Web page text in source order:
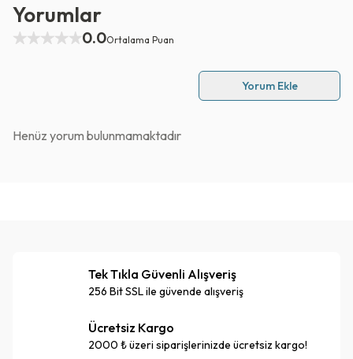
Yorumlar
0.0Ortalama Puan
Yorum Ekle
Henüz yorum bulunmamaktadır
Tek Tıkla Güvenli Alışveriş
256 Bit SSL ile güvende alışveriş
Ücretsiz Kargo
2000 ₺ üzeri siparişlerinizde ücretsiz kargo!